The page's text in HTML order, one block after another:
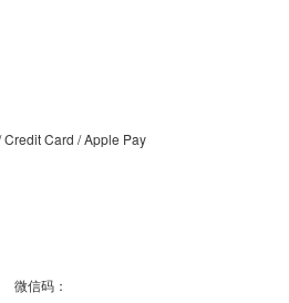
Credit Card / Apple Pay
微信码：